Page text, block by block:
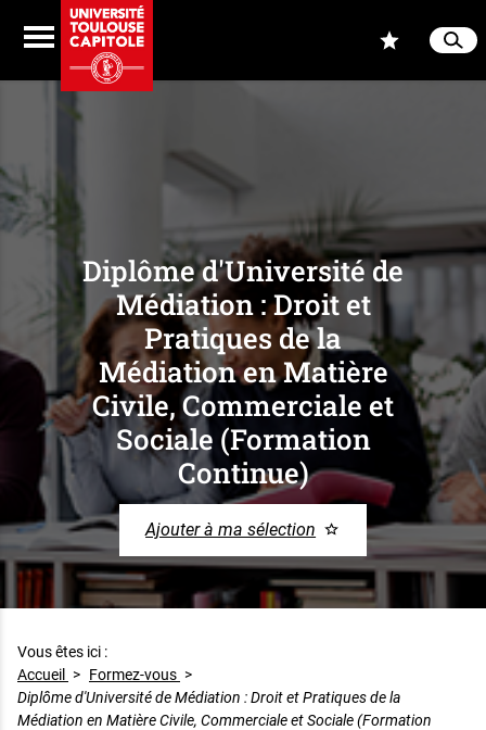
Menu
Diplôme d'Université de
Médiation : Droit et
Pratiques de la
Médiation en Matière
Civile, Commerciale et
Sociale (Formation
Continue)
Ajouter à ma sélection
Vous êtes ici :
Accueil
> Formez-vous >
Diplôme d'Université de Médiation : Droit et Pratiques de la
Médiation en Matière Civile, Commerciale et Sociale (Formation